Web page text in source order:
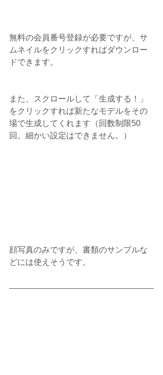
無料の会員番号登録が必要ですが、サ
ムネイルをクリックすればダウンロー
ドできます。
また、スクロールして「生成する！」
をクリックすれば新たなモデルをその
場で生成してくれます（回数制限50
回。細かい設定はできません。）
顔写真のみですが、書類のサンプルな
どには使えそうです。